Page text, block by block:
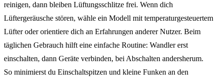
reinigen, dann bleiben Lüftungsschlitze frei. Wenn dich
Lüftergeräusche stören, wähle ein Modell mit temperaturgesteuertem
Lüfter oder orientiere dich an Erfahrungen anderer Nutzer. Beim
täglichen Gebrauch hilft eine einfache Routine: Wandler erst
einschalten, dann Geräte verbinden, bei Abschalten andersherum.
So minimierst du Einschaltspitzen und kleine Funken an den